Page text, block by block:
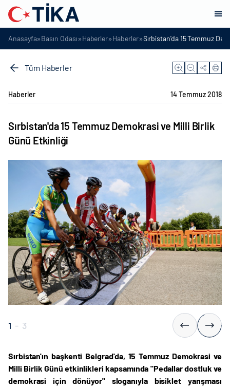
Anasayfa»Basın Odası»Haberler»Haberler»Sırbistan'da 15 Temmuz
Tüm Haberler
Haberler 14 Temmuz 2018
Sırbistan'da 15 Temmuz Demokrasi ve Milli Birlik
Günü Etkinliği
1 - 3
Sırbistan'ın başkenti Belgrad'da, 15 Temmuz Demokrasi ve
Milli Birlik Günü etkinlikleri kapsamında "Pedallar dostluk ve
demokrasi için dönüyor" sloganıyla bisiklet yarışması